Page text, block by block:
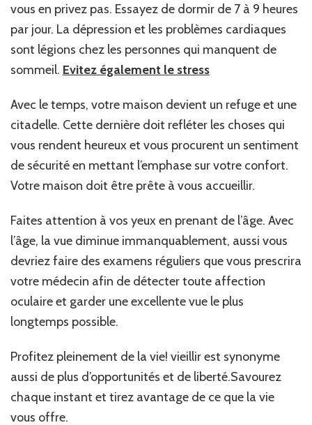
vous en privez pas. Essayez de dormir de 7 à 9 heures
par jour. La dépression et les problèmes cardiaques
sont légions chez les personnes qui manquent de
sommeil. Evitez également le stress
Avec le temps, votre maison devient un refuge et une
citadelle. Cette dernière doit refléter les choses qui
vous rendent heureux et vous procurent un sentiment
de sécurité en mettant l’emphase sur votre confort.
Votre maison doit être prête à vous accueillir.
Faites attention à vos yeux en prenant de l’âge. Avec
l’âge, la vue diminue immanquablement, aussi vous
devriez faire des examens réguliers que vous prescrira
votre médecin afin de détecter toute affection
oculaire et garder une excellente vue le plus
longtemps possible.
Profitez pleinement de la vie! vieillir est synonyme
aussi de plus d’opportunités et de liberté.Savourez
chaque instant et tirez avantage de ce que la vie
vous offre.